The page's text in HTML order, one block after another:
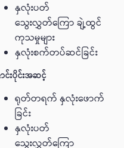
နှလုံးပတ်
သွေးလွှတ်ကြော ချဲ့ထွင်
ကုသမှုများ
နှလုံးစက်တပ်ဆင်ခြင်း
င်းပိုင်းအဆင့်
ရုတ်တရက် နှလုံးဖောက်
ခြင်း
နှလုံးပတ်
သွေးလွှတ်ကြော